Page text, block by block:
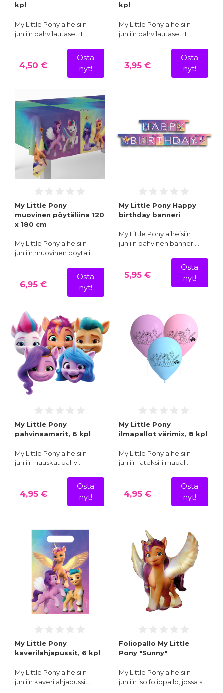
kpl
My Little Pony aiheisiin
juhliin pahvilautaset. L…
4,50 €
Osta
nyt!
kpl
My Little Pony aiheisiin
juhliin pahvilautaset. L…
3,95 €
Osta
nyt!
My Little Pony
muovinen pöytäliina 120
x 180 cm
My Little Pony aiheisiin
juhliin muovinen pöytäli…
6,95 €
Osta
nyt!
My Little Pony Happy
birthday banneri
My Little Pony aiheisiin
juhliin pahvinen banneri…
5,95 €
Osta
nyt!
My Little Pony
pahvinaamarit, 6 kpl
My Little Pony aiheisiin
juhliin hauskat pahv…
4,95 €
Osta
nyt!
My Little Pony
ilmapallot värimix, 8 kpl
My Little Pony aiheisiin
juhliin lateksi-ilmapal…
4,95 €
Osta
nyt!
My Little Pony
kaverilahjapussit, 6 kpl
My Little Pony aiheisiin
juhliin kaverilahjapussit…
Foliopallo My Little
Pony "Sunny"
My Little Pony aiheisiin
juhliin iso foliopallo, jossa s…